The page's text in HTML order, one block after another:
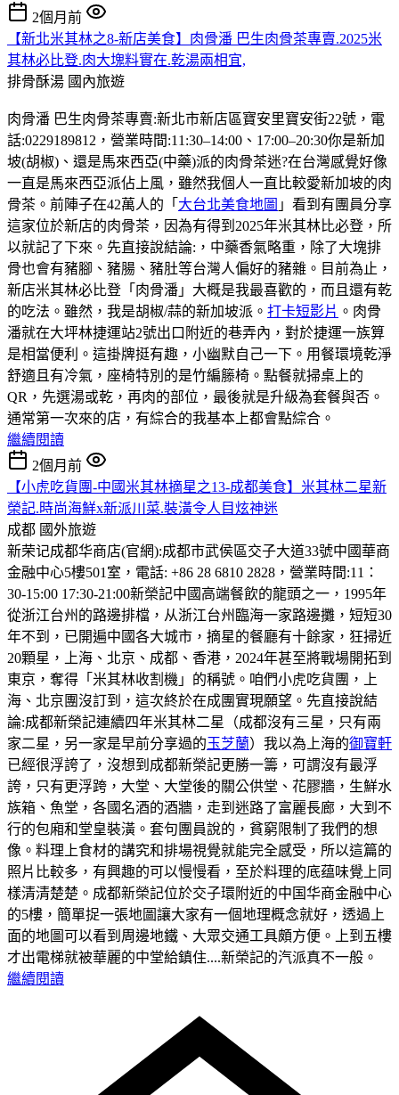
2個月前
【新北米其林之8-新店美食】肉骨潘 巴生肉骨茶專賣.2025米
其林必比登.肉大塊料實在.乾湯兩相宜,
排骨酥湯 國內旅遊
肉骨潘 巴生肉骨茶專賣:新北市新店區寶安里寶安街22號，電
話:0229189812，營業時間:11:30–14:00、17:00–20:30你是新加
坡(胡椒)、還是馬來西亞(中藥)派的肉骨茶迷?在台灣感覺好像
一直是馬來西亞派佔上風，雖然我個人一直比較愛新加坡的肉
骨茶。前陣子在42萬人的「 大台北美食地圖 」看到有團員分享
這家位於新店的肉骨茶，因為有得到2025年米其林比必登，所
以就記了下來。先直接說結論:，中藥香氣略重，除了大塊排
骨也會有豬腳、豬腸、豬肚等台灣人偏好的豬雜。目前為止，
新店米其林必比登「肉骨潘」大概是我最喜歡的，而且還有乾
的吃法。雖然，我是胡椒/蒜的新加坡派。 打卡短影片 。肉骨
潘就在大坪林捷運站2號出口附近的巷弄內，對於捷運一族算
是相當便利。這掛牌挺有趣，小幽默自己一下。用餐環境乾淨
舒適且有冷氣，座椅特別的是竹編籐椅。點餐就掃桌上的
QR，先選湯或乾，再肉的部位，最後就是升級為套餐與否。
通常第一次來的店，有綜合的我基本上都會點綜合。
繼續閱讀
2個月前
【小虎吃貨團-中國米其林摘星之13-成都美食】米其林二星新
榮記.時尚海鮮x新派川菜.裝潢令人目炫神迷
成都 國外旅遊
新荣记成都华商店(官網):成都市武侯區交子大道33號中國華商
金融中心5樓501室，電話: +86 28 6810 2828，營業時間:11：
30-15:00 17:30-21:00新榮記中國高端餐飲的龍頭之一，1995年
從浙江台州的路邊排檔，从浙江台州臨海一家路邊攤，短短30
年不到，已開遍中國各大城市，摘星的餐廳有十餘家，狂掃近
20顆星，上海、北京、成都、香港，2024年甚至將戰場開拓到
東京，奪得「米其林收割機」的稱號。咱們小虎吃貨團，上
海、北京團沒訂到，這次終於在成團實現願望。先直接說結
論:成都新榮記連續四年米其林二星（成都沒有三星，只有兩
家二星，另一家是早前分享過的玉芝蘭）我以為上海的御寶軒
已經很浮誇了，沒想到成都新榮記更勝一籌，可謂沒有最浮
誇，只有更浮跨，大堂、大堂後的關公供堂、花膠牆，生鮮水
族箱、魚堂，各國名酒的酒牆，走到迷路了富麗長廊，大到不
行的包廂和堂皇裝潢。套句團員說的，貧窮限制了我們的想
像。料理上食材的講究和排場視覺就能完全感受，所以這篇的
照片比較多，有興趣的可以慢慢看，至於料理的底蕴味覺上同
樣清清楚楚。 成都新榮記位於交子環附近的中国华商金融中心
的5樓，簡單捉一張地圖讓大家有一個地理概念就好，透過上
面的地圖可以看到周邊地鐵、大眾交通工具頗方便。
上到五樓
才出電梯就被華麗的中堂給鎮住....新榮記的汽派真不一般。
繼續閱讀